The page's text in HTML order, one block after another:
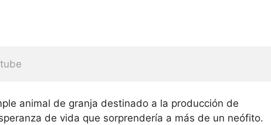
animal de granja destinado a la producción de
de vida que sorprendería a más de un neófito.